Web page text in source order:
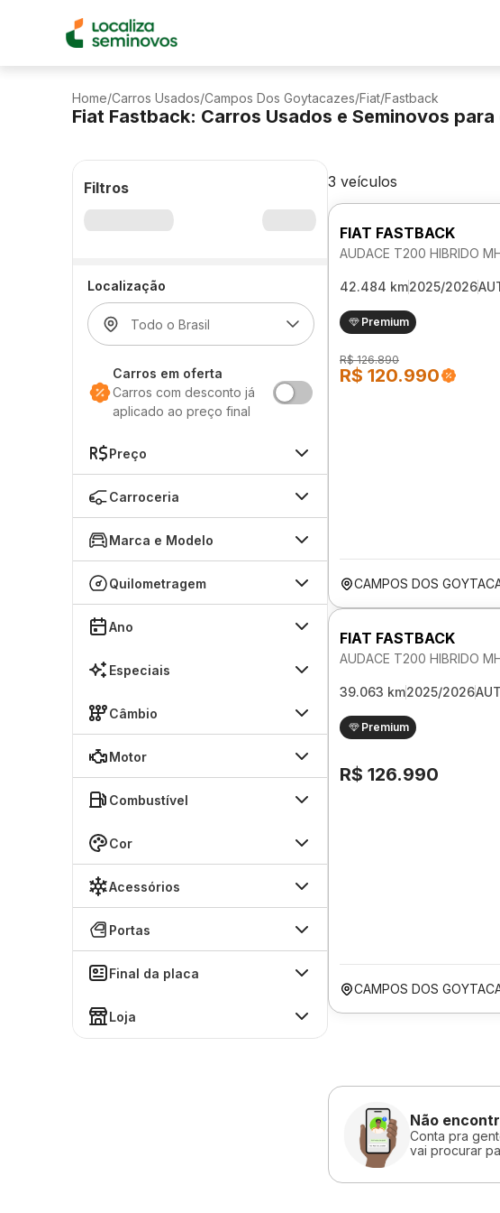
Home/Carros Usados/Campos Dos Goytacazes/Fiat/Fastback
Fiat Fastback: Carros Usados e Seminovos
Filtros
Localização
Carros em oferta
Carros com desconto já
aplicado ao preço final
Preço
Carroceria
Marca e Modelo
Quilometragem
Ano
Especiais
Câmbio
Motor
Combustível
Cor
Acessórios
Portas
Final da placa
Loja
3 veículos
FIAT FASTBACK
AUDACE T200 HIBRIDO
42.484 km2025/2026
Premium
R$ 126.890
R$ 120.990
CAMPOS DOS
FIAT FASTBACK
AUDACE T200 HIBRIDO
39.063 km2025/2026
Premium
R$ 126.990
CAMPOS DOS
Não
Conta pra
vai procurar